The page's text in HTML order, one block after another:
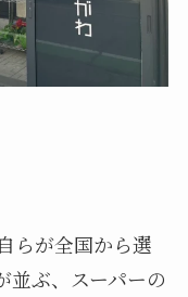
らが全国から選
並ぶ、スーパーの